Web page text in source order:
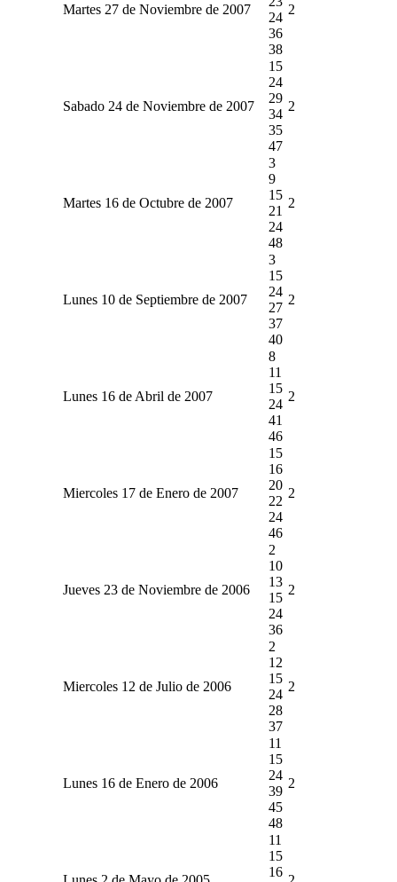
Martes 27 de Noviembre de 2007
24
36
38
2
Sabado 24 de Noviembre de 2007
15
24
29
34
35
47
2
Martes 16 de Octubre de 2007
3
9
15
21
24
48
2
Lunes 10 de Septiembre de 2007
3
15
24
27
37
40
2
Lunes 16 de Abril de 2007
8
11
15
24
41
46
2
Miercoles 17 de Enero de 2007
15
16
20
22
24
46
2
Jueves 23 de Noviembre de 2006
2
10
13
15
24
36
2
Miercoles 12 de Julio de 2006
2
12
15
24
28
37
2
Lunes 16 de Enero de 2006
11
15
24
39
45
48
2
11
15
16